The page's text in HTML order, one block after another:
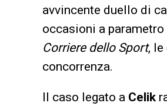
avvincente duello di
occasioni a parametro
Corriere dello Sport,
concorrenza.
Il caso legato a Celik